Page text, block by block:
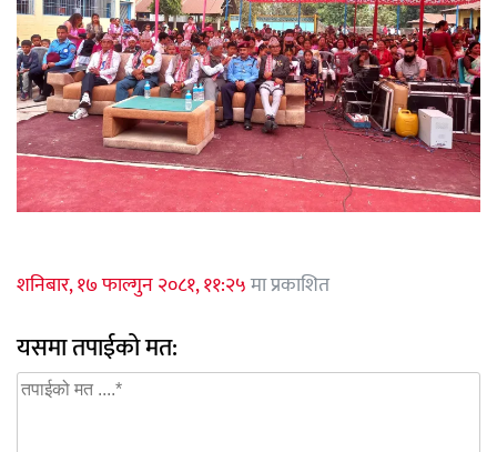
शनिबार, १७ फाल्गुन २०८१, ११:२५मा प्रकाशित
यसमा तपाईको मत: